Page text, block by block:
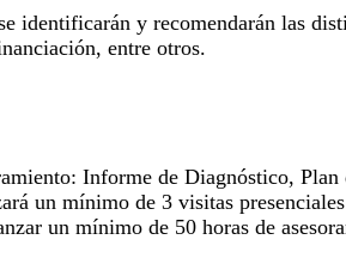
identificarán y recomendarán las
entre otros.
Informe de Diagnóstico,
un mínimo de 3 visitas
un mínimo de 50 horas de